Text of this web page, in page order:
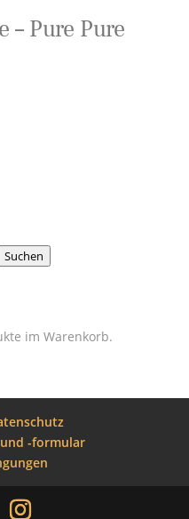
Pure Pure
Suchen
im Warenkorb.
-formular